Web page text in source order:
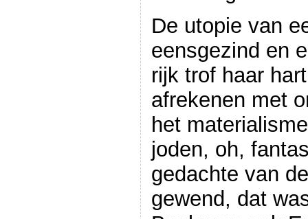
De utopie van
eensgezind en
rijk trof haar
afrekenen met
het
joden, oh,
gedachte van
gewend, dat